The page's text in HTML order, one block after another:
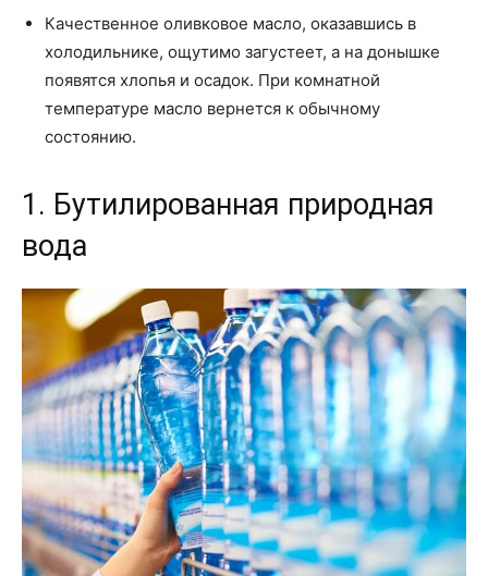
Качественное оливковое масло, оказавшись в
холодильнике, ощутимо загустеет, а на донышке
появятся хлопья и осадок. При комнатной
температуре масло вернется к обычному
состоянию.
1. Бутилированная природная
вода